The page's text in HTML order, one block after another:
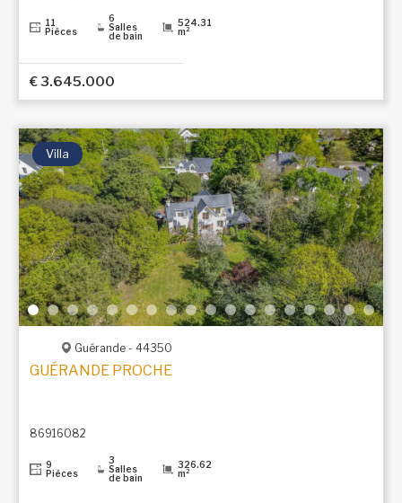
11
Pièces
6
Salles
de bain
524.31
m²
€ 3.645.000
Villa
Guérande - 44350
GUÉRANDE PROCHE REMPARTS – VILLA
86916082
9
Pièces
3
Salles
de bain
326.62
m²